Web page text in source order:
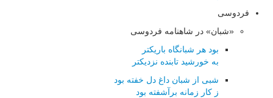
فردوسی
«شبان» در شاهنامه فردوسی
بود هر شبانگاه باریکتر
به خورشید تابنده نزدیکتر
شبی از شبان داغ دل خفته بود
ز کار زمانه برآشفته بود